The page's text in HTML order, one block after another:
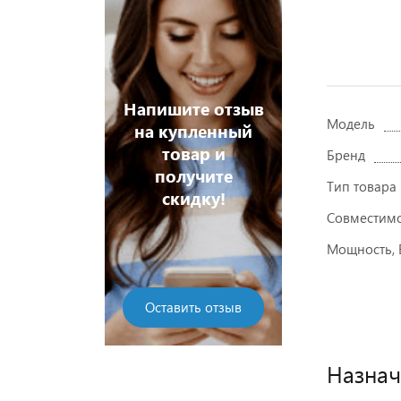
Напишите отзыв
на купленный
товар и
получите
скидку!
Оставить отзыв
Хочу
Модель
Бренд
Тип товара
Мощность,